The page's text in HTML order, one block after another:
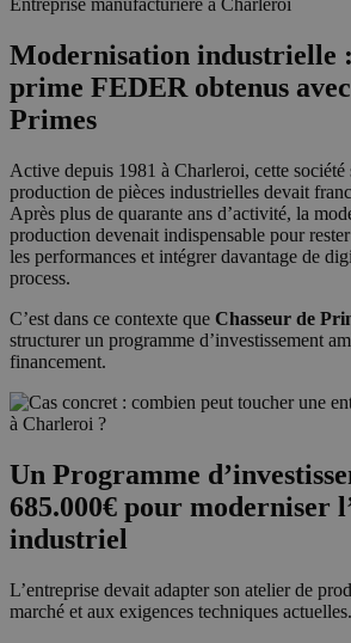
Entreprise manufacturière à Charleroi
Modernisation industrielle :
prime FEDER obtenus
Primes
Active depuis 1981 à Charleroi, cette société
production de pièces industrielles devait
Après plus de quarante ans d’activité, la
production devenait indispensable pour
les performances et intégrer davantage de
process.
C’est dans ce contexte que Chasseur de
structurer un programme d’investissement
financement.
Un Programme
685.000€ pour moderniser
industriel
L’entreprise devait adapter son atelier de
marché et aux exigences techniques actuelles.